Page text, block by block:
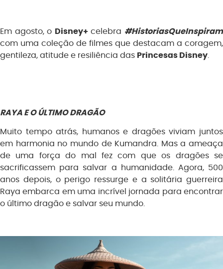
Em agosto, o Disney+ celebra #HistoriasQueInspiram
com uma coleção de filmes que destacam a coragem,
gentileza, atitude e resiliência das Princesas Disney.
RAYA E O ÚLTIMO DRAGÃO
Muito tempo atrás, humanos e dragões viviam juntos
em harmonia no mundo de Kumandra. Mas a ameaça
de uma força do mal fez com que os dragões se
sacrificassem para salvar a humanidade. Agora, 500
anos depois, o perigo ressurge e a solitária guerreira
Raya embarca em uma incrível jornada para encontrar
o último dragão e salvar seu mundo.